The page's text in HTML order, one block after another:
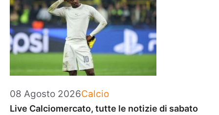
08 Agosto 2026Categorie
Calcio
Live Calciomercato, tutte le notizie di sabato